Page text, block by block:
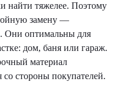
найти тяжелее. Поэтому
замену —
. Они оптимальны для
дом, баня или гараж.
материал
стороны покупателей.